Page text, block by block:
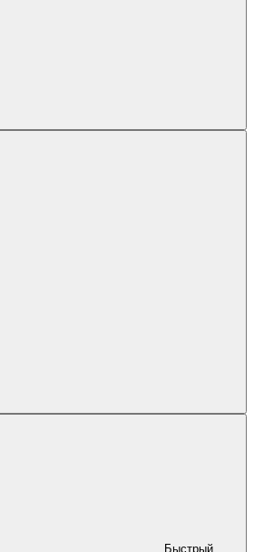
Быстрый